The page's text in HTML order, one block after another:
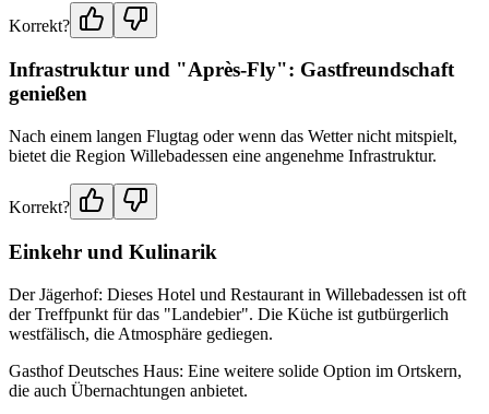
Korrekt?
Infrastruktur und "Après-Fly": Gastfreundschaft
genießen
Nach einem langen Flugtag oder wenn das Wetter nicht mitspielt,
bietet die Region Willebadessen eine angenehme Infrastruktur.
Korrekt?
Einkehr und Kulinarik
Der Jägerhof: Dieses Hotel und Restaurant in Willebadessen ist oft
der Treffpunkt für das "Landebier". Die Küche ist gutbürgerlich
westfälisch, die Atmosphäre gediegen.
Gasthof Deutsches Haus: Eine weitere solide Option im Ortskern,
die auch Übernachtungen anbietet.